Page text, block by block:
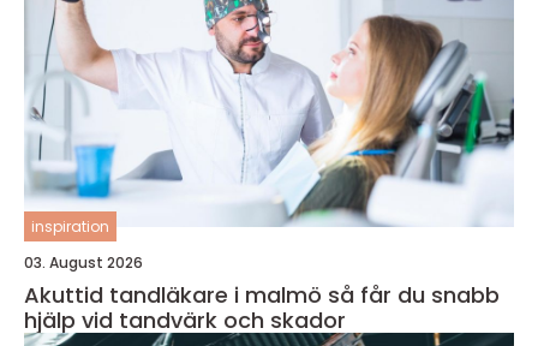
inspiration
03. August 2026
Akuttid tandläkare i malmö så får du snabb
hjälp vid tandvärk och skador